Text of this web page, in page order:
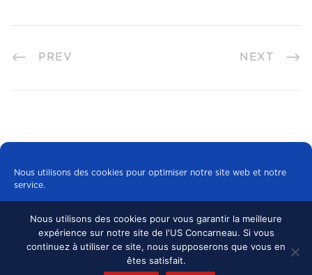
Nous utilisons des cookies pour optimiser notre site web et notre
service.
Tous les cookies
Refuser
PREV NEXT
© 2024 US CONCARNEAU, TOUS DROITS
RÉSERVÉS. MENTIONS LÉGALES •
Nous utilisons des cookies pour vous garantir la meilleure
expérience sur notre site de l'US Concarneau. Si vous
continuez à utiliser ce site, nous supposerons que vous en
êtes satisfait.